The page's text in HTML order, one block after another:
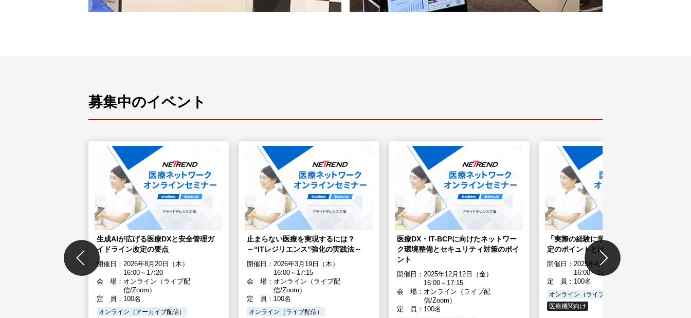
募集中のイベント
生成AIが広げる医療DXと安全管理ガ
イドライン改定の要点
開催日： 2026年8月20日（木）
16:00～17:20
会 場： オンライン（ライブ配
信/Zoom）
定 員： 100名
オンライン（アーカイブ配信）
止まらない医療を実現するには？
～“ITレジリエンス”強化の実践法～
開催日： 2026年3月19日（木）
16:00～17:15
会 場： オンライン（ライブ配
信/Zoom）
定 員： 100名
オンライン（ライブ配信）
医療DX・IT-BCPに向けたネットワー
ク環境整備とセキュリティ対策のポイ
ント
開催日： 2025年12月12日（金）
16:00～17:15
会 場： オンライン（ライブ配
信/Zoom）
定 員： 100名
「実際の経験に学ぶ 病院のIT-BCP策
定のポイントとは」
開催日： 2025年4月17日（木）
16:00～17:30
定 員： 100名
オンライン（ライブ配信）
医療機関向け